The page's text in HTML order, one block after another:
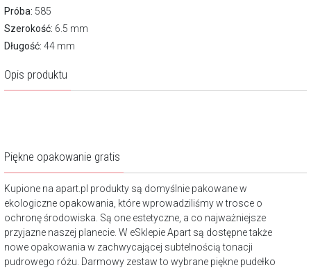
Próba: 585
Szerokość: 6.5 mm
Długość: 44 mm
Opis produktu
Piękne opakowanie gratis
Kupione na apart.pl produkty są domyślnie pakowane w
ekologiczne opakowania, które wprowadziliśmy w trosce o
ochronę środowiska. Są one estetyczne, a co najważniejsze
przyjazne naszej planecie. W eSklepie Apart są dostępne także
nowe opakowania w zachwycającej subtelnością tonacji
pudrowego różu. Darmowy zestaw to wybrane piękne pudełko